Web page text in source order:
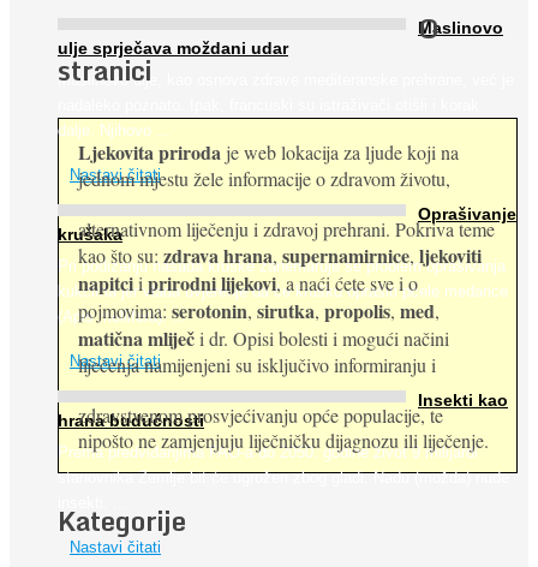
Maslinovo
ulje sprječava moždani udar
Maslinovo ulje, kao osnova zdrave mediteranske prehrane, već je
dalje. Njihovo ...
Nastavi čitati
Oprašivanje
krušaka
Pri podizanju nasada kruške zanemaruje se problem oprašivanja
kukcima jer vlada uvjerenje da će krušku oprašiti pčele medarice
(Apis mellifera). ...
Nastavi čitati
Insekti kao
hrana budućnosti
Prema predviđanjima FAO-a do 2050. godine život 9 milijardi
stanovnika Zemlje bit će ugrožen zbog gladi. Nadu (možda) nude
Nastavi čitati
O
stranici
Ljekovita priroda je web lokacija za ljude koji na
jednom mjestu žele informacije o zdravom životu,
alternativnom liječenju i zdravoj prehrani. Pokriva teme
kao što su: zdrava hrana, supernamirnice, ljekoviti
napitciiprirodni lijekovi, a naći ćete sve i o
pojmovima: serotonin, sirutka, propolis, med,
matična mliječi dr. Opisi bolesti i mogući načini
liječenja namijenjeni su isključivo informiranju i
zdravstvenom prosvjećivanju opće populacije, te
nipošto ne zamjenjuju liječničku dijagnozu ili liječenje.
Kategorije